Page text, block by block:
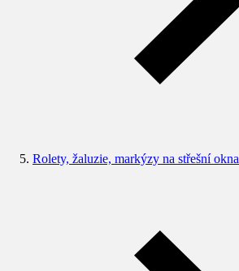
Rolety, žaluzie, markýzy na střešní okna